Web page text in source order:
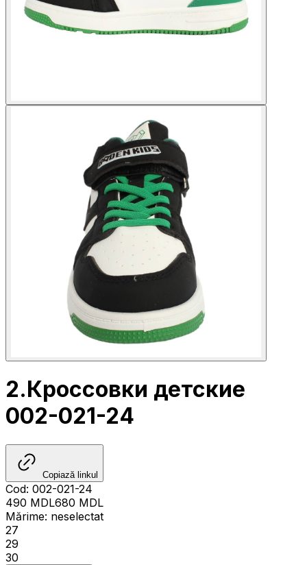
2.Кроссовки детские
002-021-24
Copiază linkul
Cod: 002-021-24
490 MDL680 MDL
Mărime: neselectat
27
29
30